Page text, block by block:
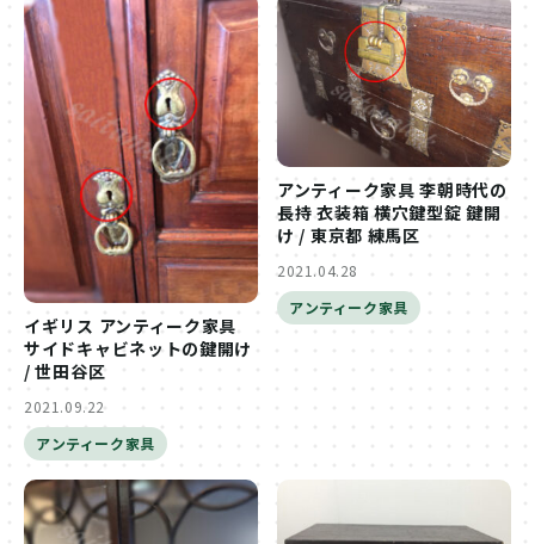
イギリス アンティーク家具
サイドキャビネットの鍵開け
/ 世田谷区
2021.09.22
アンティーク家具
アンティーク家具 李朝時代の
長持 衣装箱 横穴鍵型錠 鍵開
け / 東京都 練馬区
2021.04.28
アンティーク家具